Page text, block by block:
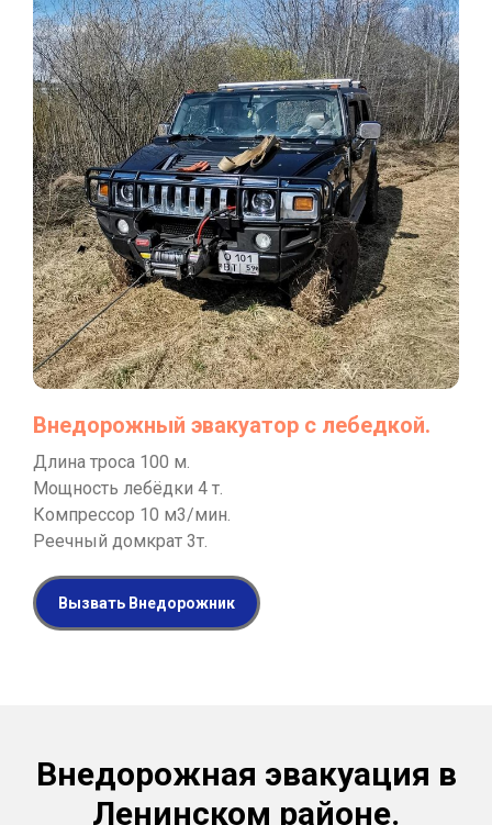
Внедорожный эвакуатор с лебедкой.
Длина троса 100 м.
Мощность лебёдки 4 т.
Компрессор 10 м3/мин.
Реечный домкрат 3т.
Вызвать Внедорожник
Внедорожная эвакуация в
Ленинском районе.